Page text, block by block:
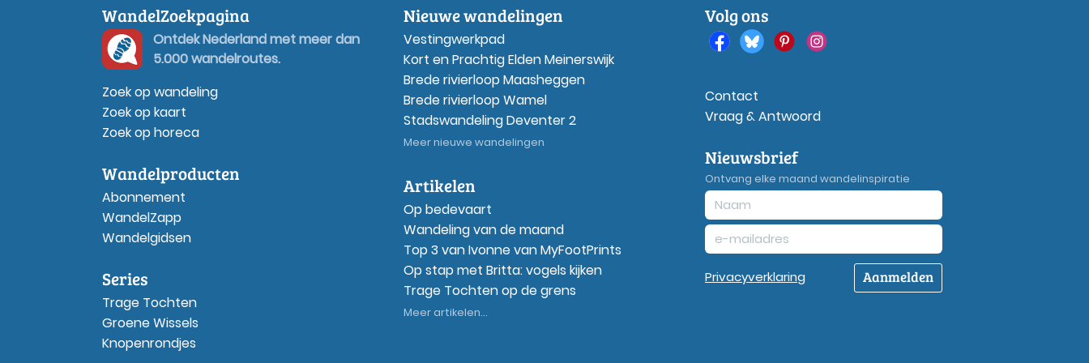
WandelZoekpagina
Ontdek Nederland met meer dan
5.000 wandelroutes.
Zoek op wandeling
Zoek op kaart
Zoek op horeca
Wandelproducten
Abonnement
WandelZapp
Wandelgidsen
Series
Trage Tochten
Groene Wissels
Knopenrondjes
Nieuwe wandelingen
Vestingwerkpad
Kort en Prachtig Elden Meinerswijk
Brede rivierloop Maasheggen
Brede rivierloop Wamel
Stadswandeling Deventer 2
Meer nieuwe wandelingen
Artikelen
Op bedevaart
Wandeling van de maand
Top 3 van Ivonne van MyFootPrints
Op stap met Britta: vogels kijken
Trage Tochten op de grens
Meer artikelen...
Volg ons
Contact
Vraag & Antwoord
Nieuwsbrief
Ontvang elke maand wandelinspiratie
Privacyverklaring Aanmelden